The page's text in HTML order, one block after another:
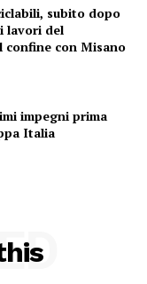
subito dopo
lavori del
confine con Misano
impegni prima
Italia